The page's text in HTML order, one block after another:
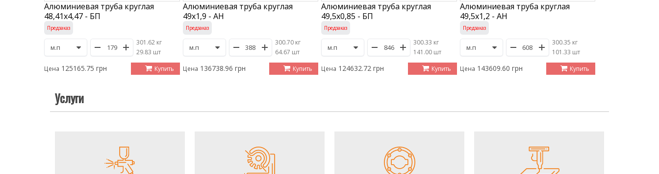
Алюминиевая труба круглая
48,41х4,47 - БП
Предзаказ
301.62 кг
/29.83 шт
Цена 125165.75 грн Купить
Алюминиевая труба круглая
49х1,9 - АН
Предзаказ
300.70 кг
/64.67 шт
Цена 136738.96 грн Купить
Алюминиевая труба круглая
49,5х0,85 - БП
Предзаказ
300.33 кг
/141.00 шт
Цена 124632.72 грн Купить
Алюминиевая труба круглая
49,5х1,2 - АН
Предзаказ
300.35 кг
/101.33 шт
Цена 143609.60 грн Купить
Услуги